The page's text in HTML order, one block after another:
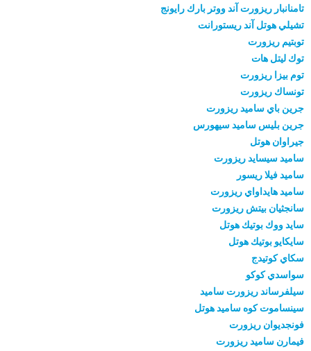
تامنانبار ريزورت آند ووتر بارك رايونج
تشيلي هوتل آند ريستورانت
توبتيم ريزورت
توك ليتل هات
توم بيزا ريزورت
تونساك ريزورت
جرين باي ساميد ريزورت
جرين بليس ساميد سيهورس
جيراوان هوتل
ساميد سيسايد ريزورت
ساميد فيلا ريسور
ساميد هايداواي ريزورت
سانجثيان بيتش ريزورت
سايد ووك بوتيك هوتل
سايكايو بوتيك هوتل
سكاي كوتيدج
سواسدي كوكو
سيلفرساند ريزورت ساميد
سينساموت كوه ساميد هوتل
فونجديوان ريزورت
فيمارن ساميد ريزورت